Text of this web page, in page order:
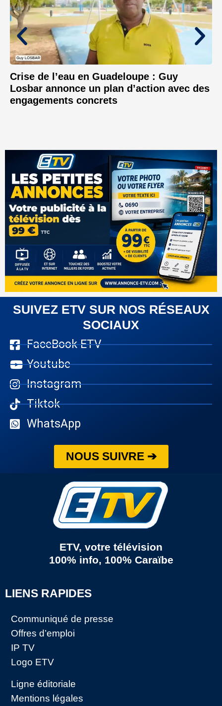
Crise de l’eau en Guadeloupe : Guy
Losbar annonce un plan d’action avec des
engagements concrets
SUIVEZ ETV SUR NOS RÉSEAUX
SOCIAUX
FaceBook ETV
Youtube
Instagram
Tiktok
WhatsApp
NOUS SUIVRE ➔
ETV, votre télévision
100% info, 100% Caraïbe
LIENS RAPIDES
Communiqué de presse
Offres d’emploi
IP TV
Logo ETV
Ligne éditoriale
Mentions légales